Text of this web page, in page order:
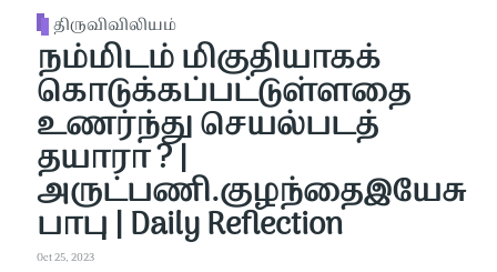
திருவிவிலியம்
நம்மிடம் மிகுதியாகக்
கொடுக்கப்பட்டுள்ளதை
உணர்ந்து செயல்படத்
தயாரா ? |
அருட்பணி.குழந்தைஇயேசு
பாபு | Daily Reflection
Oct 25, 2023